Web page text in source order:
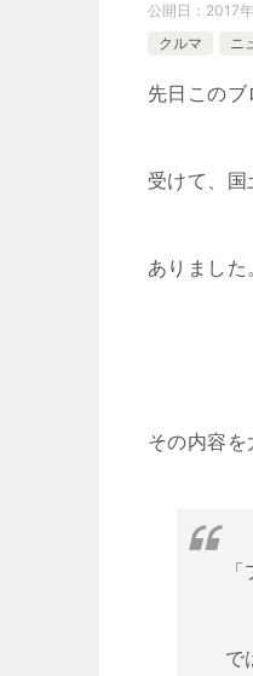
公開日： 2017
クルマ
ニ
先日このブ
受けて、
ありました
その内容を
で